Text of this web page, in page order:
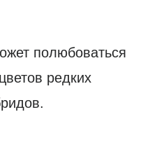
полюбоваться
редких